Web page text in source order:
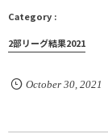
2部リーグ結果2021
October 30, 2021